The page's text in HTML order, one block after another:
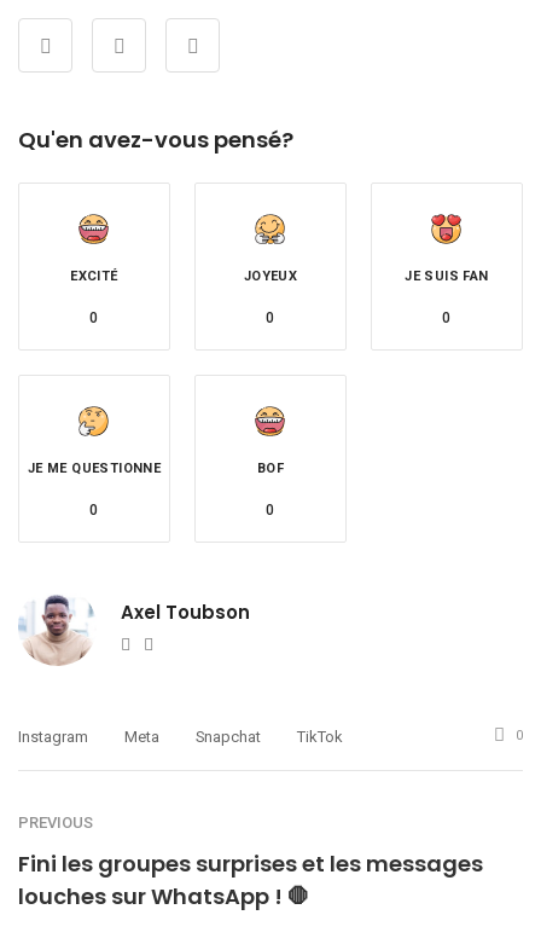
Qu'en avez-vous pensé?
EXCITÉ
0
JOYEUX
0
JE SUIS FAN
0
JE ME QUESTIONNE
0
BOF
0
Axel Toubson
Website
Instagram Meta Snapchat TikTok 0
PREVIOUS
Fini les groupes surprises et les messages
louches sur WhatsApp ! 🛑